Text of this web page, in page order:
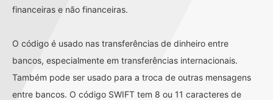
financeiras e não financeiras.
O código é usado nas transferências de dinheiro entre
bancos, especialmente em transferências internacionais.
Também pode ser usado para a troca de outras mensagens
entre bancos. O código SWIFT tem 8 ou 11 caracteres de